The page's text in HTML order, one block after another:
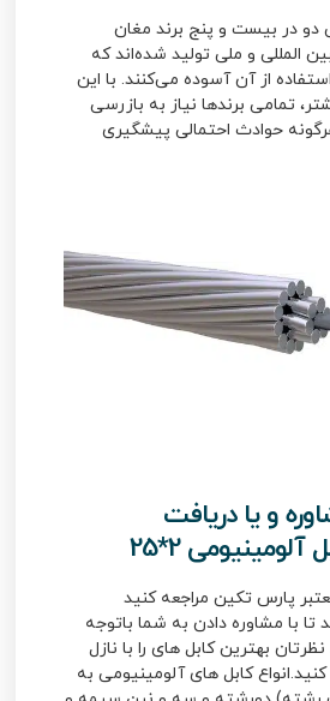
دو در بیست و پنج برند مغان
المللی و ملی تولید شده‌اند که
از آن آسوده می‌کنند. با این
تمامی برندها نیاز به بازرسی
حوادث احتمالی پیشگیری
و یا دریافت
2*25
پارس تکین مراجعه کنید
تا با مشاوره دادن به شما باتوجه
بهترین کابل های را با نازل
کابل های آلومینیومی به